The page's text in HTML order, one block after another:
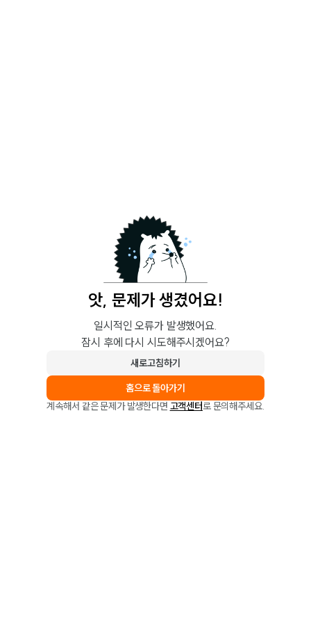
앗, 문제가 생겼어요!
일시적인 오류가 발생했어요.
잠시 후에 다시 시도해주시겠어요?
새로고침하기
홈으로 돌아가기
계속해서 같은 문제가 발생한다면 고객센터로 문의해주세요.